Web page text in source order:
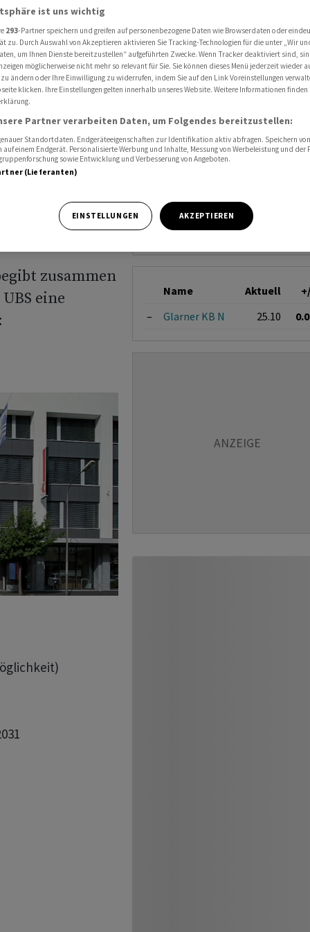
bis Juli 2031 auf
110
2031
zusammen
eine
K
Name Aktuell
–
Glarner KB N 25.10
ist uns wichtig
293-Partner speichern und greifen auf personenbezogene Daten wie Browserdaten oder
zu. Durch Auswahl von Akzeptieren aktivieren Sie Tracking-Technologien für die unter „Wir
um Ihnen Dienste bereitzustellen“ aufgeführten Zwecke. Wenn Tracker deaktiviert sind,
möglicherweise nicht mehr so relevant für Sie. Sie können dieses Menü jederzeit wieder
ändern oder Ihre Einwilligung zu widerrufen, indem Sie auf den Link Voreinstellungen
klicken. Ihre Einstellungen gelten innerhalb unseres Website. Weitere Informationen finden
Partner verarbeiten Daten, um Folgendes bereitzustellen:
Standortdaten. Endgeräteeigenschaften zur Identifikation aktiv abfragen. Speichern
einem Endgerät. Personalisierte Werbung und Inhalte, Messung von Werbeleistung und der
sowie Entwicklung und Verbesserung von Angeboten.
(Lieferanten)
EINSTELLUNGEN AKZEPTIEREN